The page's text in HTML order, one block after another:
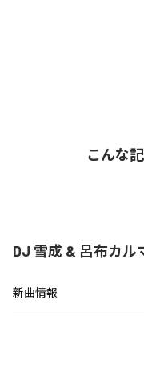
こんな
DJ 雪成 & 呂布カル
新曲情報